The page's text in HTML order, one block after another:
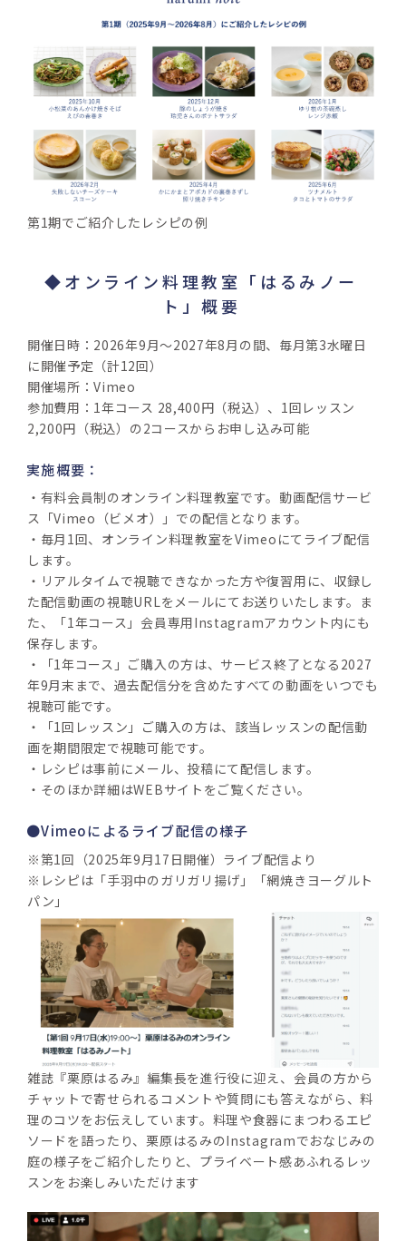
第1期でご紹介したレシピの例
◆オンライン料理教室「はるみノー
ト」概要
開催日時：2026年9月～2027年8月の間、毎月第3水曜日
に開催予定（計12回）
開催場所：Vimeo
参加費用：1年コース 28,400円（税込）、1回レッスン
2,200円（税込）の2コースからお申し込み可能
実施概要：
・有料会員制のオンライン料理教室です。動画配信サービ
ス「Vimeo（ビメオ）」での配信となります。
・毎月1回、オンライン料理教室をVimeoにてライブ配信
します。
・リアルタイムで視聴できなかった方や復習用に、収録し
た配信動画の視聴URLをメールにてお送りいたします。ま
た、「1年コース」会員専用Instagramアカウント内にも
保存します。
・「1年コース」ご購入の方は、サービス終了となる2027
年9月末まで、過去配信分を含めたすべての動画をいつでも
視聴可能です。
・「1回レッスン」ご購入の方は、該当レッスンの配信動
画を期間限定で視聴可能です。
・レシピは事前にメール、投稿にて配信します。
・そのほか詳細はWEBサイトをご覧ください。
●Vimeoによるライブ配信の様子
※第1回（2025年9月17日開催）ライブ配信より
※レシピは「手羽中のガリガリ揚げ」「網焼きヨーグルト
パン」
雑誌『栗原はるみ』編集長を進行役に迎え、会員の方から
チャットで寄せられるコメントや質問にも答えながら、料
理のコツをお伝えしています。料理や食器にまつわるエピ
ソードを語ったり、栗原はるみのInstagramでおなじみの
庭の様子をご紹介したりと、プライベート感あふれるレッ
スンをお楽しみいただけます